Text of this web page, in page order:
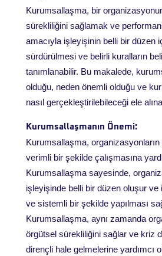
Kurumsallaşma, bir
sürekliliğini sağlamak ve
amacıyla işleyişinin belli bir düzen
sürdürülmesi ve belirli kuralların
tanımlanabilir. Bu makalede,
olduğu, neden önemli olduğu ve
nasıl gerçekleştirilebileceği ele
Kurumsallaşmanın Önemi:
Kurumsallaşma,
verimli bir şekilde çalışmasına
Kurumsallaşma sayesinde,
işleyişinde belli bir düzen oluşur ve
ve sistemli bir şekilde yapılması
Kurumsallaşma, aynı zamanda
örgütsel sürekliliğini sağlar ve kriz
dirençli hale gelmelerine yardımcı